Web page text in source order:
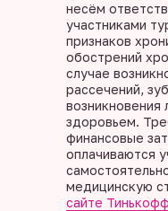
несём
участниками
признаков
обострений
случае
рассечений,
здоровьем.
финансовые
оплачиваются
медицинскую
сайте Тинькофф